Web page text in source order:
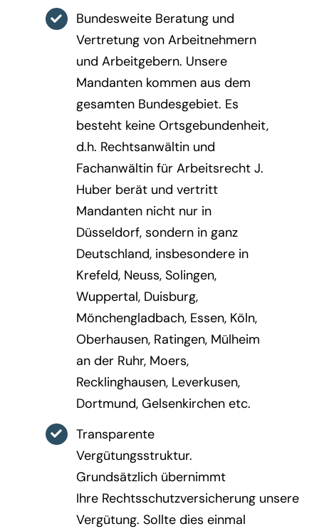
Bundesweite Beratung und
Vertretung von Arbeitnehmern
und Arbeitgebern. Unsere
Mandanten kommen aus dem
gesamten Bundesgebiet. Es
besteht keine Ortsgebundenheit,
d.h. Rechtsanwältin und
Fachanwältin für Arbeitsrecht J.
Huber berät und vertritt
Mandanten nicht nur in
Düsseldorf, sondern in ganz
Deutschland, insbesondere in
Krefeld, Neuss, Solingen,
Wuppertal, Duisburg,
Mönchengladbach, Essen, Köln,
Oberhausen, Ratingen, Mülheim
an der Ruhr, Moers,
Recklinghausen, Leverkusen,
Dortmund, Gelsenkirchen etc.
Transparente
Vergütungsstruktur.
Grundsätzlich übernimmt
Ihre Rechtsschutzversicherung unsere
Vergütung. Sollte dies einmal